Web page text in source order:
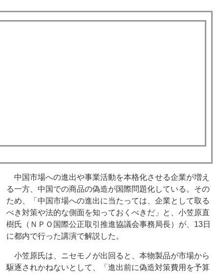
中国市場への進出や事業活動を本格化させる企業が増え
る一方、中国での商品の偽造が国際問題化している。その
ため、「中国市場への進出に当たっては、企業として取る
べき対策や法的な側面を知っておくべきだ」と、小笠原直
樹氏（ＮＰＯ国際公正取引推進協議会事務局長）が、13日
に都内で行った講演で解説した。
小笠原氏は、ニセモノが出回ると、本物製品が市場から
駆逐されかねないとして、「進出前に偽造対策費用を予算